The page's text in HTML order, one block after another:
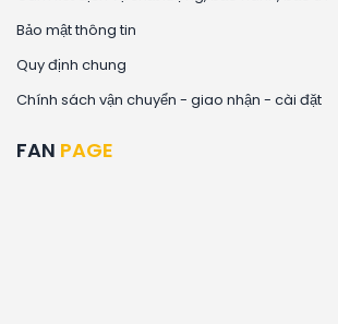
Bảo mật thông tin
Quy định chung
Chính sách vận chuyển - giao nhận - cài đặt
FAN PAGE